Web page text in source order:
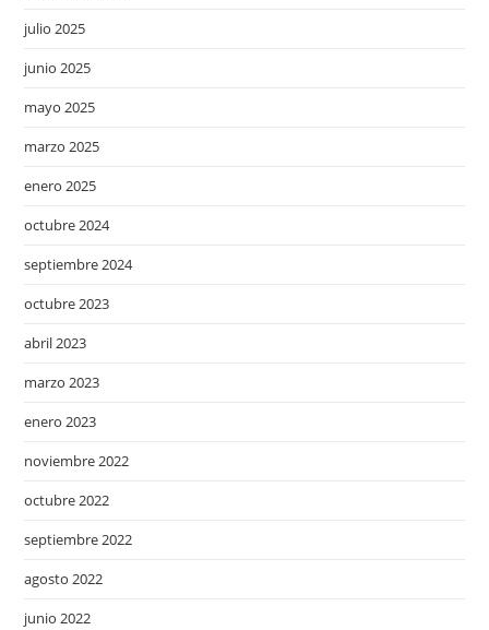
julio 2025
junio 2025
mayo 2025
marzo 2025
enero 2025
octubre 2024
septiembre 2024
octubre 2023
abril 2023
marzo 2023
enero 2023
noviembre 2022
octubre 2022
septiembre 2022
agosto 2022
junio 2022